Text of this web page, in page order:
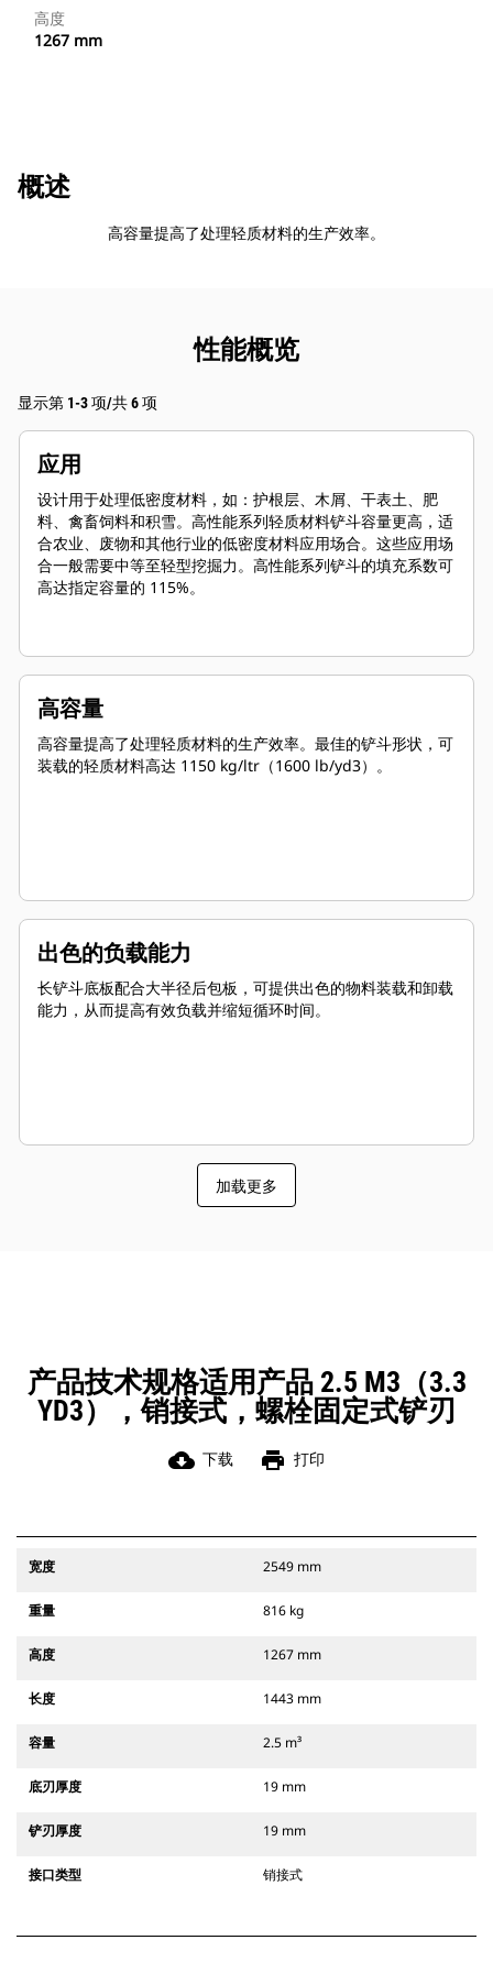
高度
1267 mm
概述
高容量提高了处理轻质材料的生产效率。
性能概览
显示第 1-3 项/共 6 项
应用
设计用于处理低密度材料，如：护根层、木屑、干表土、肥
料、禽畜饲料和积雪。高性能系列轻质材料铲斗容量更高，适
合农业、废物和其他行业的低密度材料应用场合。这些应用场
合一般需要中等至轻型挖掘力。高性能系列铲斗的填充系数可
高达指定容量的 115%。
高容量
高容量提高了处理轻质材料的生产效率。最佳的铲斗形状，可
装载的轻质材料高达 1150 kg/ltr（1600 lb/yd3）。
出色的负载能力
长铲斗底板配合大半径后包板，可提供出色的物料装载和卸载
能力，从而提高有效负载并缩短循环时间。
加载更多
产品技术规格适用产品 2.5 M3（3.3
YD3），销接式，螺栓固定式铲刃
cloud_download 下载 print 打印
宽度 2549 mm
重量 816 kg
高度 1267 mm
长度 1443 mm
容量 2.5 m³
底刃厚度 19 mm
铲刃厚度 19 mm
接口类型 销接式